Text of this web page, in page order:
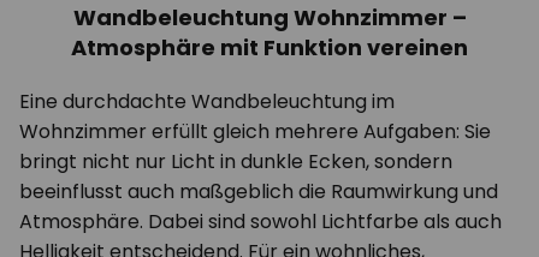
Wandbeleuchtung Wohnzimmer –
Atmosphäre mit Funktion vereinen
Eine durchdachte Wandbeleuchtung im
Wohnzimmer erfüllt gleich mehrere Aufgaben: Sie
bringt nicht nur Licht in dunkle Ecken, sondern
beeinflusst auch maßgeblich die Raumwirkung und
Atmosphäre. Dabei sind sowohl Lichtfarbe als auch
Helligkeit entscheidend. Für ein wohnliches,